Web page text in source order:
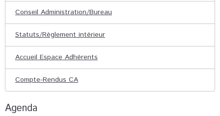
Conseil Administration/Bureau
Statuts/Règlement intérieur
Accueil Espace Adhérents
Compte-Rendus CA
Agenda